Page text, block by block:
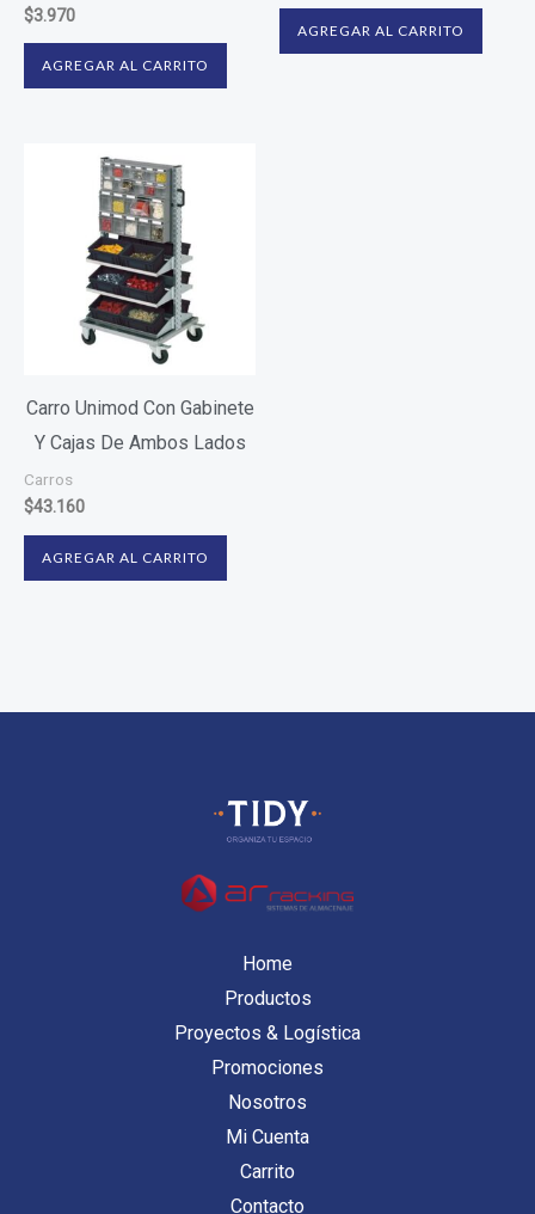
$3.970
AGREGAR AL CARRITO
AGREGAR AL CARRITO
Carro Unimod Con Gabinete
Y Cajas De Ambos Lados
Carros
$43.160
AGREGAR AL CARRITO
Home
Productos
Proyectos & Logística
Promociones
Nosotros
Mi Cuenta
Carrito
Contacto